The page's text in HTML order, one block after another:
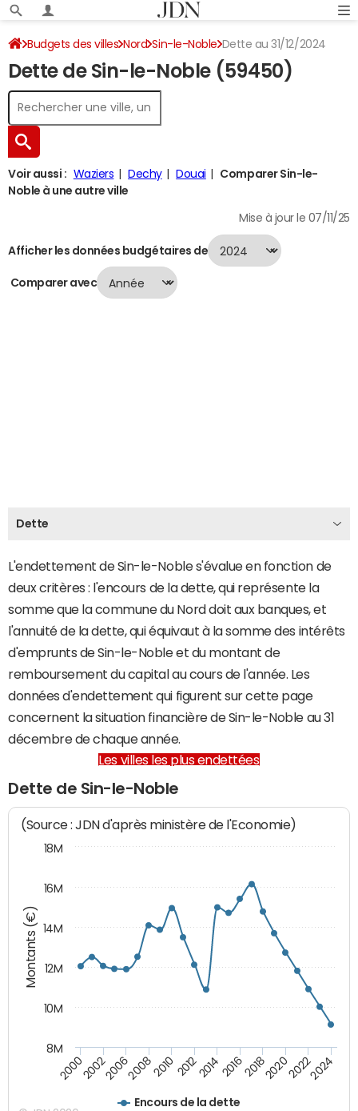
Budgets des villes Nord Sin-le-Noble Dette au 31/12/2024
Dette de Sin-le-Noble (59450)
Voir aussi : Waziers Dechy Douai
Comparer Sin-le-
Noble à une autre ville
Mise à jour le 07/11/25
Afficher les données budgétaires de
Comparer avec
Dette
L'endettement de Sin-le-Noble s'évalue en fonction de
deux critères : l'encours de la dette, qui représente la
somme que la commune du Nord doit aux banques, et
l'annuité de la dette, qui équivaut à la somme des intérêts
d'emprunts de Sin-le-Noble et du montant de
remboursement du capital au cours de l'année. Les
données d'endettement qui figurent sur cette page
concernent la situation financière de Sin-le-Noble au 31
décembre de chaque année.
Les villes les plus endettées
Dette de Sin-le-Noble
Montants (€)
(Source : JDN d'après ministère de l'Economie)
Encours de la dette
20002002200620082010 2012201420162018202020222024
8M
10M
12M
14M
16M
18M